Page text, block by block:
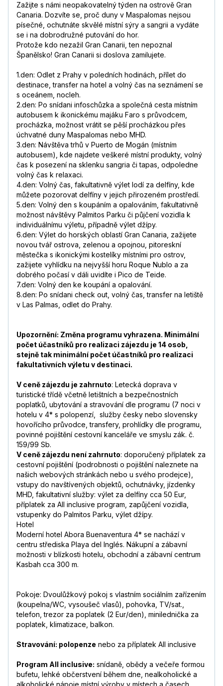
Zažijte s námi neopakovatelný týden na ostrově Gran
Canaria. Dozvíte se, proč duny v Maspalomas nejsou
písečné, ochutnáte skvělé místní sýry a sangrii a vydáte
se i na dobrodružné putování do hor.
Protože kdo nezažil Gran Canarii, ten nepoznal
Španělsko! Gran Canarii si doslova zamilujete.
1.den: Odlet z Prahy v poledních hodinách, přílet do
destinace, transfer na hotel a volný čas na seznámení se
s oceánem, nocleh.
2.den: Po snídani infoschůzka a společná cesta místním
autobusem k ikonickému majáku Faro s průvodcem,
procházka, možnost vrátit se pěší procházkou přes
úchvatné duny Maspalomas nebo MHD.
3.den: Návštěva trhů v Puerto de Mogán (místním
autobusem), kde najdete veškeré místní produkty, volný
čas k posezení na sklenku sangria či tapas, odpoledne
volný čas k relaxaci.
4.den: Volný čas, fakultativně výlet lodí za delfíny, kde
můžete pozorovat delfíny v jejich přirozeném prostředí.
5.den: Volný den s koupáním a opalováním, fakultativně
možnost návštěvy Palmitos Parku či půjčení vozidla k
individuálnímu výletu, případně výlet džípy.
6.den: Výlet do horských oblastí Gran Canaria, zažijete
novou tvář ostrova, zelenou a opojnou, pitoreskní
městečka s ikonickými kostelíky místními pro ostrov,
zažijete vyhlídku na nejvyšší horu Roque Nublo a za
dobrého počasí v dáli uvidíte i Pico de Teide.
7.den: Volný den ke koupání a opalování.
8.den: Po snídani check out, volný čas, transfer na letiště
v Las Palmas, odlet do Prahy.
Upozornění: Změna programu vyhrazena. Minimální
počet účastníků pro realizaci zájezdu je 14 osob,
stejně tak minimální počet účastníků pro realizaci
fakultativních výletu v destinaci.
V ceně zájezdu je zahrnuto: Letecká doprava v
turistické třídě včetně letištních a bezpečnostních
poplatků, ubytování a stravování dle programu (7 noci v
hotelu v 4* s polopenzí, služby česky nebo slovensky
hovořícího průvodce, transfery, prohlídky dle programu,
povinné pojištění cestovní kanceláře ve smyslu zák. č.
159/99 Sb.
V ceně zájezdu není zahrnuto: doporučený příplatek za
cestovní pojištění (podrobnosti o pojištění naleznete na
našich webových stránkách nebo u svého prodejce),
vstupy do navštívených objektů, ochutnávky, jízdenky
MHD, fakultativní služby: výlet za delfíny cca 50 Eur,
příplatek za All inclusive program, zapůjčení vozidla,
vstupenky do Palmitos Parku, výlet džípy.
Hotel
Moderní hotel Abora Buenaventura 4* se nachází v
centru střediska Playa del Inglés. Nákupní a zábavní
možnosti v blízkosti hotelu, obchodní a zábavní centrum
Kasbah cca 300 m.
Pokoje: Dvoulůžkový pokoj s vlastním sociálním zařízením
(koupelna/WC, vysoušeč vlasů), pohovka, TV/sat.,
telefon, trezor za poplatek (2 Eur/den), minilednička za
poplatek, klimatizace, balkon.
Stravování: polopenze nebo za příplatek All inclusive
Program AIl inclusive: snídaně, obědy a večeře formou
bufetu, lehké občerstvení během dne, nealkoholické a